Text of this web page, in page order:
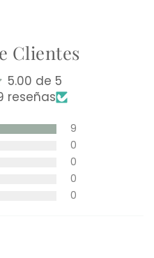
Clientes
5.00 de 5
reseñas
9
0
0
0
0